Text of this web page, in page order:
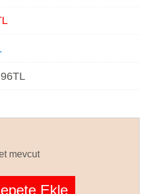
TL
mevcut
Ekle